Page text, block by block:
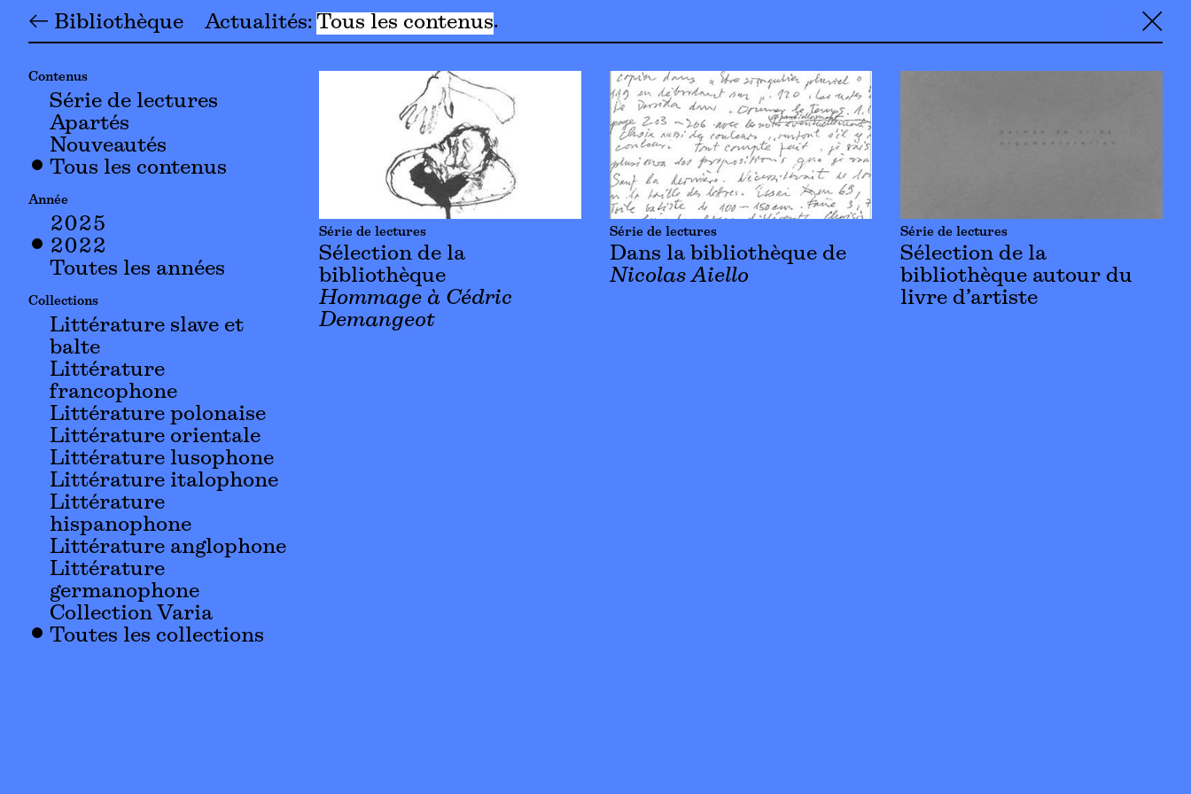
← Bibliothèque Actualités Tous les contenus ╳
Contenus
Série de lectures
Apartés
Nouveautés
Tous les contenus
Année
2025
2022
Toutes les années
Collections
Littérature slave et
balte
Littérature
francophone
Littérature polonaise
Littérature orientale
Littérature lusophone
Littérature italophone
Littérature
hispanophone
Littérature anglophone
Littérature
germanophone
Collection Varia
Toutes les collections
Série de lectures
Sélection de la
bibliothèque
Hommage à Cédric
Demangeot
Série de lectures
Dans la bibliothèque de
Nicolas Aiello
Série de lectures
Sélection de la
bibliothèque autour du
livre d’artiste